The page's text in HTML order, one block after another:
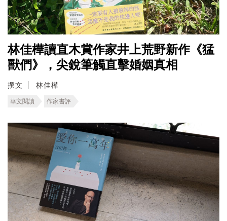
林佳樺讀直木賞作家井上荒野新作《猛
獸們》，尖銳筆觸直擊婚姻真相
撰文 林佳樺
華文閱讀 作家書評